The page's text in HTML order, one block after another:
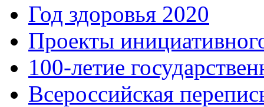
Год здоровья 2020
Проекты
100-летие
Всероссийская